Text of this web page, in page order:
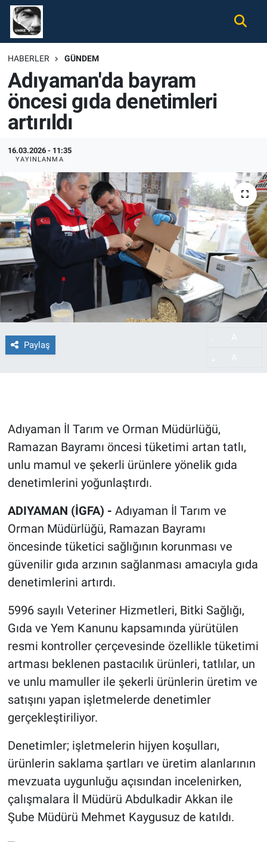
HABERLER GÜNDEM
Adıyaman'da bayram
öncesi gıda denetimleri
artırıldı
16.03.2026 - 11:35
YAYINLANMA
Paylaş
Adıyaman İl Tarım ve Orman Müdürlüğü,
Ramazan Bayramı öncesi tüketimi artan tatlı,
unlu mamul ve şekerli ürünlere yönelik gıda
denetimlerini yoğunlaştırdı.
ADIYAMAN (İGFA) - Adıyaman İl Tarım ve
Orman Müdürlüğü, Ramazan Bayramı
öncesinde tüketici sağlığının korunması ve
güvenilir gıda arzının sağlanması amacıyla gıda
denetimlerini artırdı.
5996 sayılı Veteriner Hizmetleri, Bitki Sağlığı,
Gıda ve Yem Kanunu kapsamında yürütülen
resmi kontroller çerçevesinde özellikle tüketimi
artması beklenen pastacılık ürünleri, tatlılar, un
ve unlu mamuller ile şekerli ürünlerin üretim ve
satışını yapan işletmelerde denetimler
gerçekleştiriliyor.
Denetimler; işletmelerin hijyen koşulları,
ürünlerin saklama şartları ve üretim alanlarının
mevzuata uygunluğu açısından incelenirken,
çalışmalara İl Müdürü Abdulkadir Akkan ile
Şube Müdürü Mehmet Kaygusuz de katıldı.
Gündem
Ekonomi
Spor
İletişim
Künye
Nöbetçi Eczaneler
Hava Durumu
Namaz Vakitleri
Tüm Manşetler
Son Dakika Haberleri
Haber Arşivi